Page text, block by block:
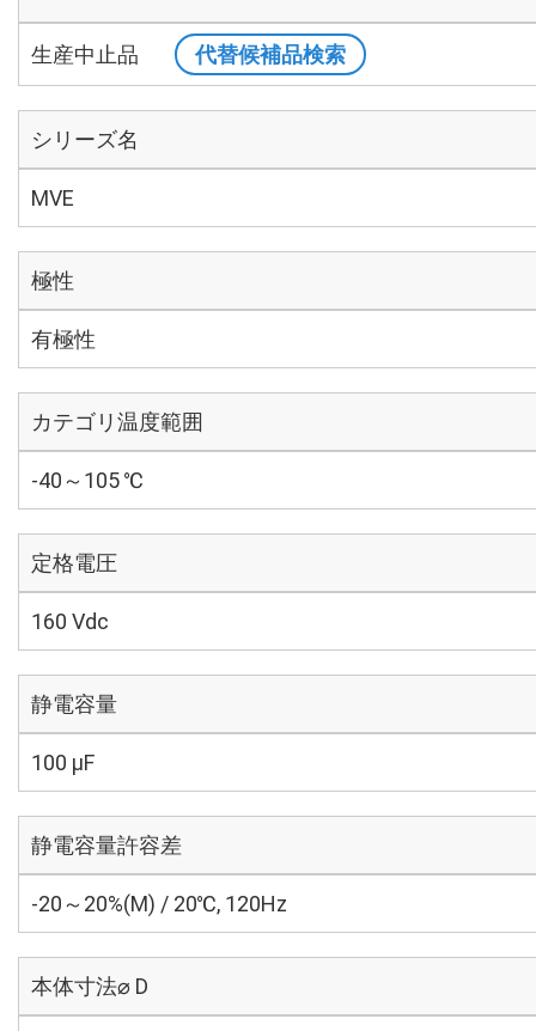
生産中止品 代替候補品検索
シリーズ名
MVE
極性
有極性
カテゴリ温度範囲
-40～105 ℃
定格電圧
160 Vdc
静電容量
100 µF
静電容量許容差
-20～20%(M) / 20℃, 120Hz
本体寸法⌀ D